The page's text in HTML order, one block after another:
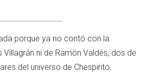
porque ya no contó con la
ni de Ramón Valdés, dos de
del universo de Chespirito.